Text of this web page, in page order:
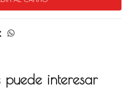
puede interesar